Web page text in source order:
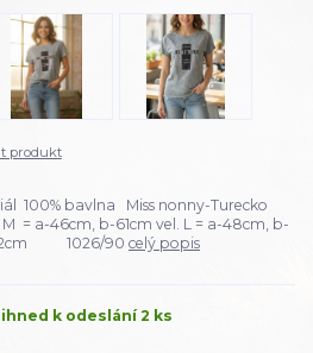
produkt
100% bavlna Miss nonny-Turecko
= a-46cm, b-61cm vel. L = a-48cm, b-
62cm 1026/90 celý popis
k odeslání 2 ks